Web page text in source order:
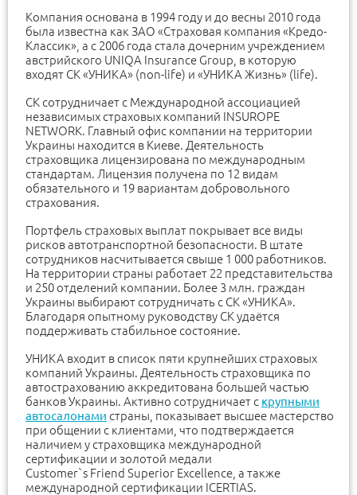
Компания основана в 1994 году и до весны 2010 года
была известна как ЗАО «Страховая компания «Кредо-
Классик», а с 2006 года стала дочерним учреждением
австрийского UNIQA Insurance Group, в которую
входят СК «УНИКА» (non-life) и «УНИКА Жизнь» (life).
СК сотрудничает с Международной ассоциацией
независимых страховых компаний INSUROPE
NETWORK. Главный офис компании на территории
Украины находится в Киеве. Деятельность
страховщика лицензирована по международным
стандартам. Лицензия получена по 12 видам
обязательного и 19 вариантам добровольного
страхования.
Портфель страховых выплат покрывает все виды
рисков автотранспортной безопасности. В штате
сотрудников насчитывается свыше 1 000 работников.
На территории страны работает 22 представительства
и 250 отделений компании. Более 3 млн. граждан
Украины выбирают сотрудничать с СК «УНИКА».
Благодаря опытному руководству СК удаётся
поддерживать стабильное состояние.
УНИКА входит в список пяти крупнейших страховых
компаний Украины. Деятельность страховщика по
автострахованию аккредитована большей частью
банков Украины. Активно сотрудничает с крупными
автосалонами страны, показывает высшее мастерство
при общении с клиентами, что подтверждается
наличием у страховщика международной
сертификации и золотой медали
Customer`s Friend Superior Excellence, а также
международной сертификации ICERTIAS.